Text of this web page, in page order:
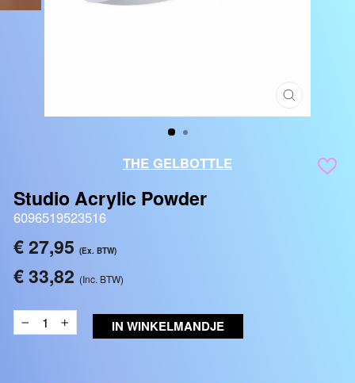
SLUITEN
(ESC)
THE GELBOTTLE
Studio Acrylic Powder
6096519523516
Reguliere
€ 27,95 (Ex. BTW)
€ 33,82 (Inc. BTW)
− + IN WINKELMANDJE